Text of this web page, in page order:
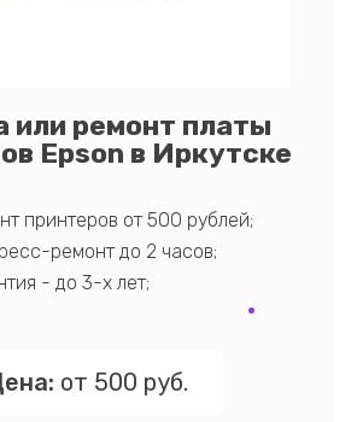
или ремонт платы
Epson в Иркутске
принтеров от 500 рублей;
ремонт до 2 часов;
- до 3-х лет;
от 500 руб.